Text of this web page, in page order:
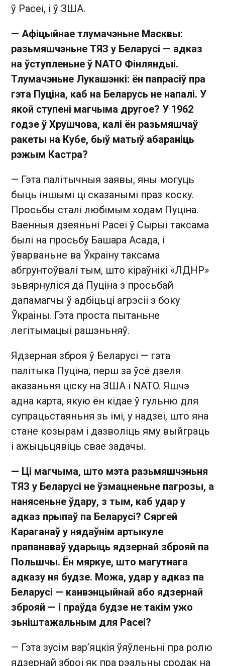
ў Расеі, і ў ЗША.
— Афіцыйнае тлумачэньне Масквы:
разьмяшчэньне ТЯЗ у Беларусі — адказ
на ўступленьне ў NATO Фінляндыі.
Тлумачэньне Лукашэнкі: ён папрасіў пра
гэта Пуціна, каб на Беларусь не напалі. У
якой ступені магчыма другое? У 1962
годзе ў Хрушчова, калі ён разьмяшчаў
ракеты на Кубе, быў матыў абараніць
рэжым Кастра?
— Гэта палітычныя заявы, яны могуць
быць іншымі ці сказанымі праз коску.
Просьбы сталі любімым ходам Пуціна.
Ваенныя дзеяньні Расеі ў Сырыі таксама
былі на просьбу Башара Асада, і
ўварваньне ва Ўкраіну таксама
абгрунтоўвалі тым, што кіраўнікі «ЛДНР»
зьвярнуліся да Пуціна з просьбай
дапамагчы ў адбіцьці агрэсіі з боку
Ўкраіны. Гэта проста пытаньне
легітымацыі рашэньняў.
Ядзерная зброя ў Беларусі — гэта
палітыка Пуціна, перш за ўсё дзеля
аказаньня ціску на ЗША і NATO. Яшчэ
адна карта, якую ён кідае ў гульню для
супрацьстаяньня зь імі, у надзеі, што яна
стане козырам і дазволіць яму выйграць
і ажыцьцявіць свае задачы.
— Ці магчыма, што мэта разьмяшчэньня
ТЯЗ у Беларусі не ўзмацненьне пагрозы, а
нанясеньне ўдару, з тым, каб удар у
адказ прыпаў па Беларусі? Сяргей
Караганаў у нядаўнім артыкуле
прапанаваў ударыць ядзернай зброяй па
Польшчы. Ён мяркуе, што магутнага
адказу ня будзе. Можа, удар у адказ па
Беларусі — канвэнцыйнай або ядзернай
зброяй — і праўда будзе не такім ужо
зьніштажальным для Расеі?
— Гэта зусім варʼяцкія ўяўленьні пра ролю
ядзернай зброі як пра рэальны сродак на